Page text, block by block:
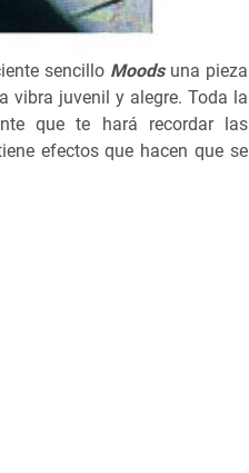
sencillo Moodsuna pieza
vibra juvenil y alegre. Toda la
que te hará recordar las
efectos que hacen que se